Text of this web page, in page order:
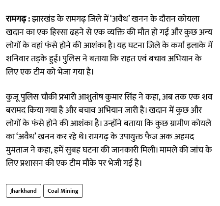
रामगढ़ :झारखंड के रामगढ़ जिले में ‘अवैध’ खनन के दौरान कोयला
खदान का एक हिस्सा ढहने से एक व्यक्ति की मौत हो गई और कुछ अन्य
लोगों के वहां फंसे होने की आशंका है। यह घटना जिले के कर्मा इलाके में
शनिवार तड़के हुई। पुलिस ने बताया कि राहत एवं बचाव अभियान के
लिए एक टीम को भेजा गया है।
कुजू पुलिस चौकी प्रभारी आशुतोष कुमार सिंह ने कहा, अब तक एक शव
बरामद किया गया है और बचाव अभियान जारी है। खदान में कुछ और
लोगों के फंसे होने की आशंका है। उन्होंने बताया कि कुछ ग्रामीण कोयले
का ‘अवैध’ खनन कर रहे थे। रामगढ़ के उपायुक्त फैज अक अहमद
मुमताज ने कहा, हमें सुबह घटना की जानकारी मिली। मामले की जांच के
लिए प्रशासन की एक टीम मौके पर भेजी गई है।
Jharkhand Coal Mining